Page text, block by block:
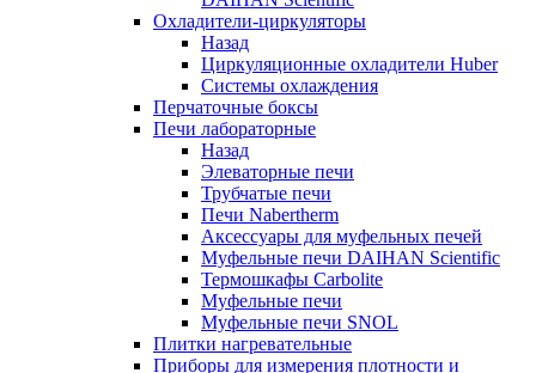
Охладители-циркуляторы
Назад
Циркуляционные охладители Huber
Системы охлаждения
Перчаточные боксы
Печи лабораторные
Назад
Элеваторные печи
Трубчатые печи
Печи Nabertherm
Аксессуары для муфельных печей
Муфельные печи DAIHAN Scientific
Термошкафы Carbolite
Муфельные печи
Муфельные печи SNOL
Плитки нагревательные
Приборы для измерения плотности и